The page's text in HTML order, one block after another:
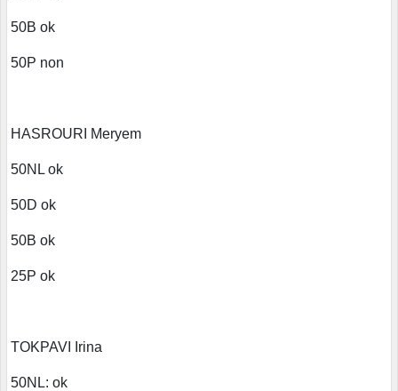
50B ok
50P non
HASROURI Meryem
50NL ok
50D ok
50B ok
25P ok
TOKPAVI Irina
50NL: ok